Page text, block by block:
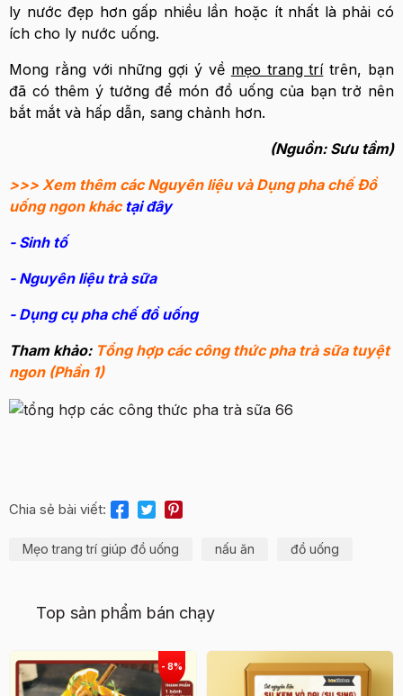
ly nước đẹp hơn gấp nhiều lần hoặc ít nhất là phải có
ích cho ly nước uống.
Mong rằng với những gợi ý về mẹo trang trítrên, bạn
đã có thêm ý tưởng để món đồ uống của bạn trở nên
bắt mắt và hấp dẫn, sang chảnh hơn.
(Nguồn: Sưu tầm)
>>> Xem thêm các Nguyên liệu và Dụng pha chế Đồ
uống ngon kháctại đây
- Sinh tố
- Nguyên liệu trà sữa
- Dụng cụ pha chế đồ uống
Tham khảo: Tổng hợp các công thức pha trà sữa tuyệt
ngon (Phần 1)
Chia sẻ bài viết:
Mẹo trang trí giúp đồ uống nấu ăn đồ uống
Top sản phẩm bán chạy